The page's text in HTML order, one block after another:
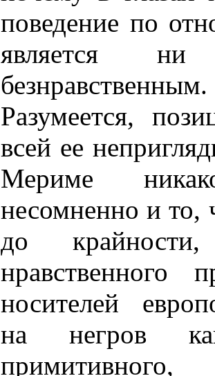
поведение по
является ни
безнравственным.
Разумеется,
всей ее
Мериме
несомненно и то,
до
нравственного
носителей
на негров
примитивного,